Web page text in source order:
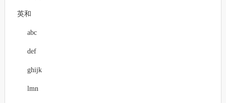
英和
abc
def
ghijk
lmn